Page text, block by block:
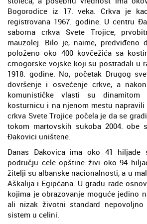
Bogorodice iz 17. veka. Crkva je
registrovana 1967. godine. U centru
saborna crkva Svete Trojice,
mauzolej. Bilo je, naime, predviđeno
položeno oko 400 kovčežića sa
crnogorske vojske koji su postradali u
1918. godine. No, početak Drugog
dovršenje i osvećenje crkve, a
komunističke vlasti su
kosturnicu i na njenom mestu napravili
crkva Svete Trojice počela je da se
tokom martovskih sukoba 2004. obe
Đakovici uništene.
Danas Đakovica ima oko 41 hiljade
području cele opštine živi oko 94
žitelji su albanske nacionalnosti, a u
Aškalija i Egipćana. U gradu rade
kojima je obrazovanje moguće jedino
ali nizak životni standard
sistem u celini.